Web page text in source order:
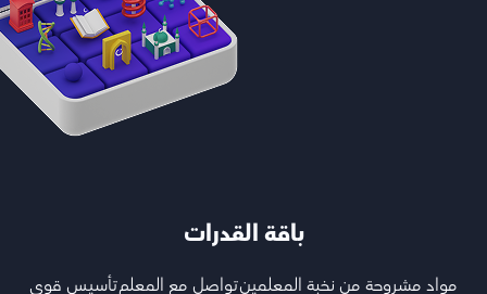
باقة القدرات
مواد مشروحة من نخبة المعلمينتواصل مع المعلمتأسيس قوي